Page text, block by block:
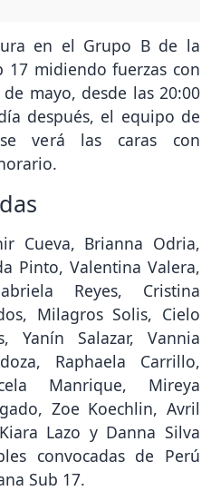
en el Grupo B de la
17 midiendo fuerzas con
mayo, desde las 20:00
después, el equipo de
verá las caras con
Cueva, Brianna Odria,
Pinto, Valentina Valera,
Reyes, Cristina
Milagros Solis, Cielo
Yanín Salazar, Vannia
Raphaela Carrillo,
Manrique, Mireya
Zoe Koechlin, Avril
Lazo y Danna Silva
convocadas de Perú
Sub 17.